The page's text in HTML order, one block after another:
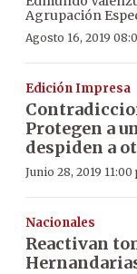
Agrupación
Agosto 16, 2019
Edición Impresa
Protegen a
despiden a
Junio 28, 2019 11:00
Nacionales
Reactivan